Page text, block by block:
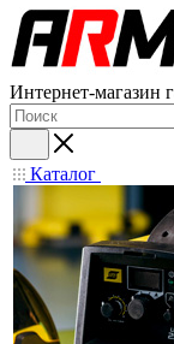
Интернет-магазин
Каталог